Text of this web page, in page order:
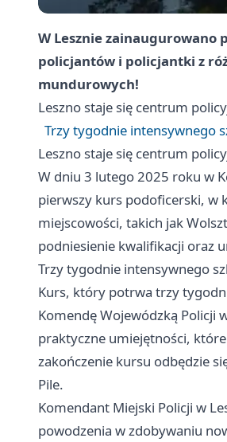
W Lesznie
policjantów i policjantki z
mundurowych!
Leszno staje się centrum
Trzy tygodnie intensywnego
Leszno staje się centrum
W dniu 3 lutego 2025 roku w
pierwszy kurs podoficerski, w
miejscowości, takich jak
podniesienie kwalifikacji oraz
Trzy tygodnie intensywnego
Kurs, który potrwa trzy
Komendę Wojewódzką Policji
praktyczne umiejętności,
zakończenie kursu odbędzie
Pile.
Komendant Miejski Policji w
powodzenia w zdobywaniu